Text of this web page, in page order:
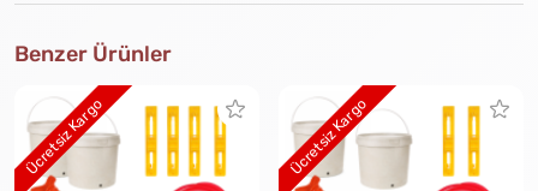
Benzer Ürünler
Ücretsiz Kargo Ücretsiz Kargo